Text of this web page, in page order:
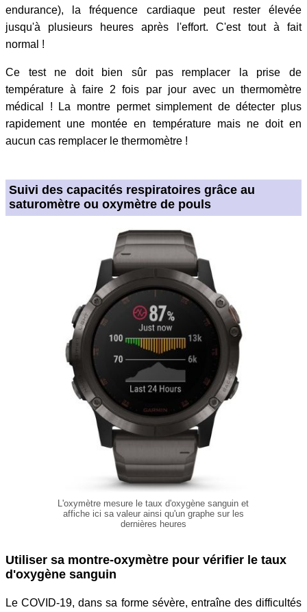
endurance), la fréquence cardiaque peut rester élevée
jusqu'à plusieurs heures après l'effort. C'est tout à fait
normal !
Ce test ne doit bien sûr pas remplacer la prise de
température à faire 2 fois par jour avec un thermomètre
médical ! La montre permet simplement de détecter plus
rapidement une montée en température mais ne doit en
aucun cas remplacer le thermomètre !
Suivi des capacités respiratoires grâce au
saturomètre ou oxymètre de pouls
L'oxymètre mesure le taux d'oxygène sanguin et
affiche ici sa valeur ainsi qu'un graphe sur les
dernières heures
Utiliser sa montre-oxymètre pour vérifier le taux
d'oxygène sanguin
Le COVID-19, dans sa forme sévère, entraîne des difficultés